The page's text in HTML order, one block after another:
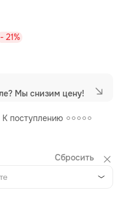
К поступлению
- 21%
Мы снизим цену!
Сбросить